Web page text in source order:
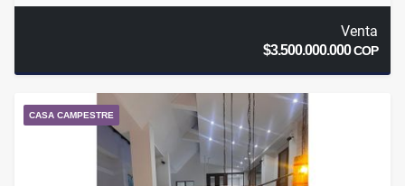
Venta
$3.500.000.000COP
CASA CAMPESTRE